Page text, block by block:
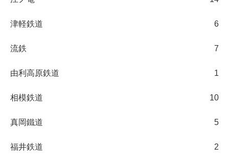
津軽鉄道 6
流鉄 7
由利高原鉄道 1
相模鉄道 10
真岡鐵道 5
福井鉄道 2